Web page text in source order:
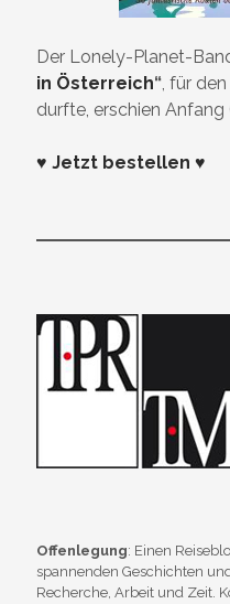
Der Lonely-Planet-
in Österreich“, für
durfte, erschien
♥ Jetzt bestellen ♥
Offenlegung: Einen
spannenden Geschichten
Recherche, Arbeit und Zeit.